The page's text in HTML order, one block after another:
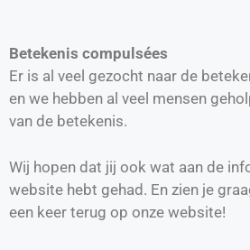
Betekenis compulsées
Er is al veel gezocht naar de
en we hebben al veel mensen
van de betekenis.
Wij hopen dat jij ook wat aan de
website hebt gehad. En zien je
een keer terug op onze website!